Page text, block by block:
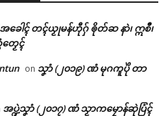
ခေါၚ် တၚ်ယၟုမန်ဟီုဂှ် ၜိုတ်ဆ နာဲ၊ ဣစဳ၊
တၟေၚ်
on သၞာံ (၂၀၁၉) ဏံ မုဂကူပိုဲ တာ
အပ္ဍဲသၞာံ (၂၀၁၇) ဏံ သၟာကမၠောန်ဆုဲပြံၚ်